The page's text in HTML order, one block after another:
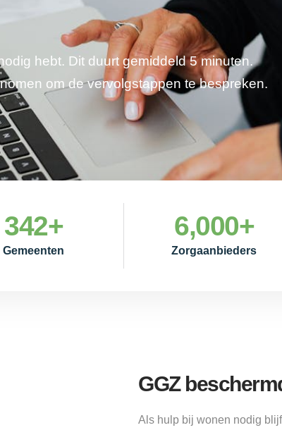
hebt. Dit duurt gemiddeld 5 minuten.
om de vervolgstappen te bespreken.
Gemeenten
342+
Zorgaanbieders
6,000+
GGZ
Als hulp bij wonen nodig